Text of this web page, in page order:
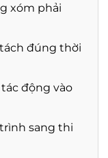
xóm phải
đúng thời
động vào
sang thi